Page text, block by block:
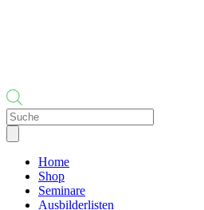
Products
search
Home
Shop
Seminare
Ausbilderlisten